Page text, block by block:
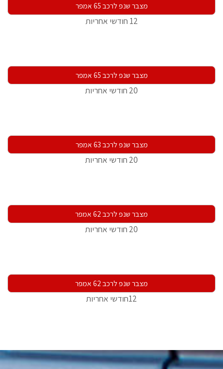
מצבר שנפ לרכב 65 אמפר
12 חודשי אחריות
מצבר שנפ לרכב 65 אמפר
20 חודשי אחריות
מצבר שנפ לרכב 63 אמפר
20 חודשי אחריות
מצבר שנפ לרכב 62 אמפר
20 חודשי אחריות
מצבר שנפ לרכב 62 אמפר
12חודשי אחריות